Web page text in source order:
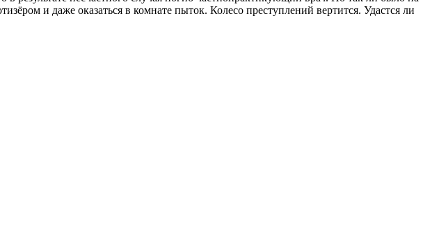
и даже оказаться в комнате пыток. Колесо преступлений вертится. Удастся ли